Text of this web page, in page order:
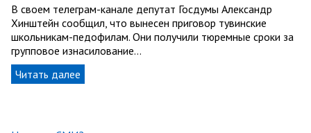
В своем телеграм-канале депутат Госдумы Александр
Хинштейн сообщил, что вынесен приговор тувинские
школьникам-педофилам. Они получили тюремные сроки за
групповое изнасилование…
Читать далее